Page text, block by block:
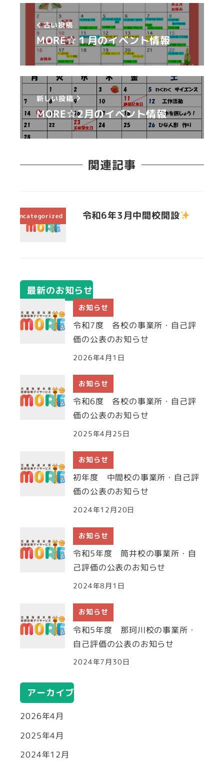
古い投稿
MORE☆１月のイベント情報
新しい投稿
MORE☆2月のイベント情報
関連記事
Uncategorized 令和6年3月中間校開設
最新のお知らせ
お知らせ
令和7度 各校の事業所・自己評
価の公表のお知らせ
2026年4月1日
お知らせ
令和6度 各校の事業所・自己評
価の公表のお知らせ
2025年4月25日
お知らせ
初年度 中間校の事業所・自己評
価の公表のお知らせ
2024年12月20日
お知らせ
令和5年度 筒井校の事業所・自
己評価の公表のお知らせ
2024年8月1日
お知らせ
令和5年度 那珂川校の事業所・
自己評価の公表のお知らせ
2024年7月30日
アーカイブ
2026年4月
2025年4月
2024年12月